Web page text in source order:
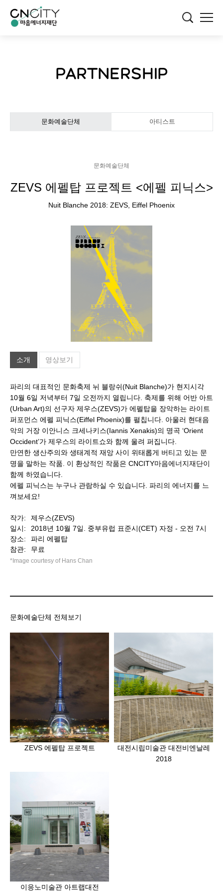
PARTNERSHIP
문화예술단체 아티스트
문화예술단체
ZEVS 에펠탑 프로젝트 <에펠 피닉스>
Nuit Blanche 2018: ZEVS, Eiffel Phoenix
소개 영상보기
파리의 대표적인 문화축제 뉘 블랑쉬(Nuit Blanche)가 현지시각
10월 6일 저녁부터 7일 오전까지 열립니다. 축제를 위해 어반 아트
(Urban Art)의 선구자 제우스(ZEVS)가 에펠탑을 장악하는 라이트
퍼포먼스 에펠 피닉스(Eiffel Phoenix)를 펼칩니다. 아울러 현대음
악의 거장 이안니스 크세나키스(Iannis Xenakis)의 명곡 ‘Orient
Occident’가 제우스의 라이트쇼와 함께 울려 퍼집니다.
만연한 생산주의와 생태계적 재앙 사이 위태롭게 버티고 있는 문
명을 말하는 작품. 이 환상적인 작품은 CNCITY마음에너지재단이
함께 하였습니다.
에펠 피닉스는 누구나 관람하실 수 있습니다. 파리의 에너지를 느
껴보세요!
작가:
제우스(ZEVS)
일시:
2018년 10월 7일. 중부유럽 표준시(CET) 자정 - 오전 7시
장소:
파리 에펠탑
참관:
무료
*Image courtesy of Hans Chan
문화예술단체 전체보기
ZEVS 에펠탑 프로젝트
대전시립미술관 대전비엔날레
2018
이응노미술관 아트랩대전